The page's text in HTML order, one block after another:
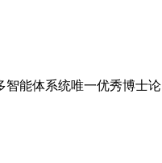
智能体系统唯一优秀博士论